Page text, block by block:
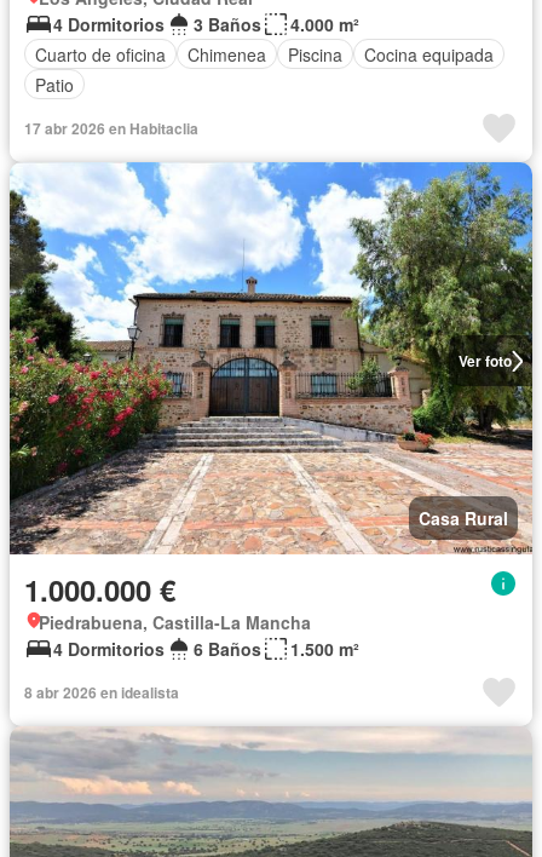
4 Dormitorios
3 Baños
4.000 m²
Cuarto de oficina
Chimenea Piscina
Cocina equipada
Patio
17 abr 2026 en Habitaclia
Ver foto
Casa Rural
1.000.000 €
Piedrabuena, Castilla-La Mancha
4 Dormitorios
6 Baños 1.500 m²
8 abr 2026 en idealista